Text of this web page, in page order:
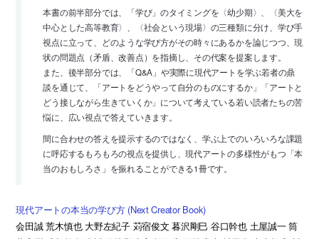
本書の前半部分では、「学び」のタイミングを〈幼少期〉、〈美大を
中心とした高等教育〉、〈社会という現場〉の三種類に分け、学び手
視点に立って、どのような学び方がその時々にあるかを論じつつ、現
状の問題点（矛盾、改善点）を指摘し、その代案を提案します。
また、後半部分では、「Q&A」や実際に現代アートを学ぶ若者の鼎
談を通じて、「アートをどうやって自分のものにするか」「アートと
どう接しながら生きていくか」について考えている若い読者たちの苦
悩に、広い視点で答えていきます。
間に合わせの答えを提示するのではなく、学ぶ上でのいろいろな課題
に呼応するもろもろの視点を提供し、現代アートの多様性がもつ「本
当のおもしろさ」を振れることができる1冊です。
現代アートの本当の学び方 (Next Creator Book)
会田誠 荒木慎也 大野左紀子 苅宿俊文 暮沢剛巳 谷口幹也 土屋誠一 筒